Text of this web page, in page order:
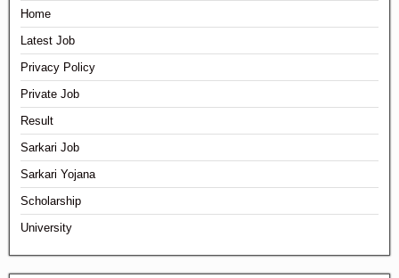
Home
Latest Job
Privacy Policy
Private Job
Result
Sarkari Job
Sarkari Yojana
Scholarship
University